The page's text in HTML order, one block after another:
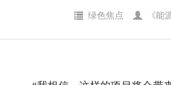
绿色焦点 《能